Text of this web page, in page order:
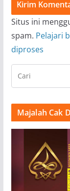
Situs ini
spam. Pelajari
diproses
Majalah Cak